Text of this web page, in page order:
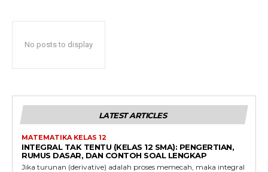
No posts to display
LATEST ARTICLES
MATEMATIKA KELAS 12
INTEGRAL TAK TENTU (KELAS 12 SMA): PENGERTIAN,
RUMUS DASAR, DAN CONTOH SOAL LENGKAP
Jika turunan (derivative) adalah proses memecah, maka integral